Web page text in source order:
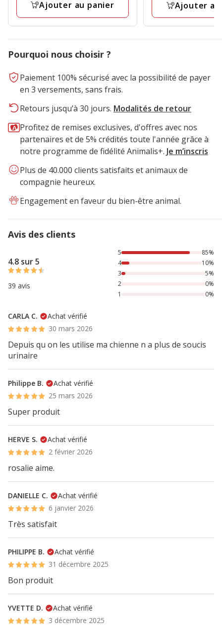
Ajouter au panier 77.99€Ajouter
Pourquoi nous choisir ?
Paiement 100% sécurisé avec la possibilité de payer
en 3 versements, sans frais.
Retours jusqu’à 30 jours. Modalités de retour
Profitez de remises exclusives, d'offres avec nos
partenaires et de 5% crédités toute l'année grâce à
notre programme de fidélité Animalis+. Je m’inscris
Plus de 40.000 clients satisfaits et animaux de
compagnie heureux.
Engagement en faveur du bien-être animal.
Avis des clients
4.8 sur 5
39 avis
85% des personnes lont noté avec {1} étoiles, 10% des
5
85%
4
10%
3
5%
2
0%
1
0%
CARLA C.
Achat vérifié
30 mars 2026
Depuis qu on les utilise ma chienne n a plus de soucis
urinaire
Philippe B.
Achat vérifié
25 mars 2026
Super produit
HERVE S.
Achat vérifié
2 février 2026
rosalie aime.
DANIELLE C.
Achat vérifié
6 janvier 2026
Très satisfait
PHILIPPE B.
Achat vérifié
31 décembre 2025
Bon produit
YVETTE D.
Achat vérifié
3 décembre 2025